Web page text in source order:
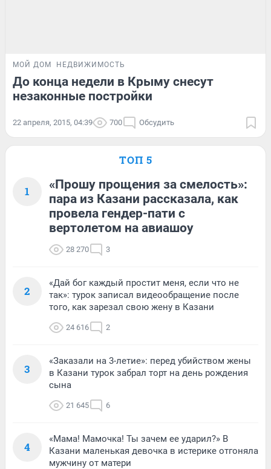
МОЙ ДОМ НЕДВИЖИМОСТЬ
До конца недели в Крыму снесут
незаконные постройки
22 апреля, 2015, 04:39 700 Обсудить
ТОП 5
1
«Прошу прощения за смелость»:
пара из Казани рассказала, как
провела гендер-пати с
вертолетом на авиашоу
28 270 3
2
«Дай бог каждый простит меня, если что не
так»: турок записал видеообращение после
того, как зарезал свою жену в Казани
24 616 2
3
«Заказали на 3-летие»: перед убийством жены
в Казани турок забрал торт на день рождения
сына
21 645 6
4
«Мама! Мамочка! Ты зачем ее ударил?» В
Казани маленькая девочка в истерике отгоняла
мужчину от матери